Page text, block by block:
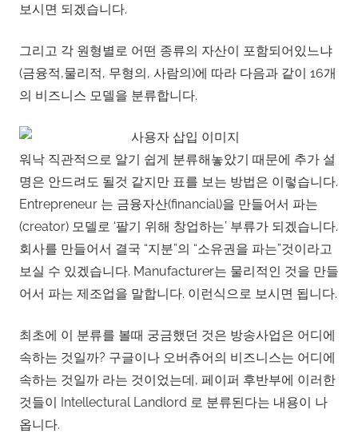
보시면 되겠습니다.
그리고 각 원형별로 어떤 종류의 자산이 포함되어있느냐
(금융적,물리적, 무형의, 사람의)에 따라 다음과 같이 16개
의 비즈니스 모델을 분류합니다.
워낙 직관적으로 알기 쉽게 분류해놓았기 때문에 추가 설
명은 안드려도 될것 같지만 표를 보는 방법은 이렇습니다.
Entrepreneur 는 금융자산(financial)을 만들어서 파는
(creator) 모델로 ‘팔기 위해 창업하는’ 부류가 되겠습니다.
회사를 만들어서 결국 “지분”의 “소유권을 파는”것이라고
보실 수 있겠습니다. Manufacturer는 물리적인 것을 만들
어서 파는 제조업을 말합니다. 이런식으로 보시면 됩니다.
최초에 이 분류를 볼때 궁금했던 것은 방송사업은 어디에
속하는 것일까? 구글이나 오버츄어의 비즈니스는 어디에
속하는 것일까 라는 것이었는데, 페이퍼 후반부에 이러한
것들이 Intellectural Landlord 로 분류된다는 내용이 나
옵니다.